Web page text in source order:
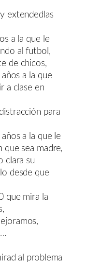
extendedlas
a la que le
al futbol,
de chicos,
a la que
a clase en
para
a la que le
que sea madre,
clara su
desde que
que mira la
al problema